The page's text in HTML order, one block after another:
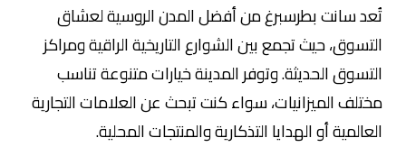
تُعد سانت بطرسبرغ من أفضل المدن الروسية لعشاق
التسوق، حيث تجمع بين الشوارع التاريخية الراقية ومراكز
التسوق الحديثة. وتوفر المدينة خيارات متنوعة تناسب
مختلف الميزانيات، سواء كنت تبحث عن العلامات التجارية
العالمية أو الهدايا التذكارية والمنتجات المحلية.